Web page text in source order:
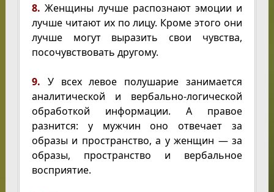
8. Женщины лучше распознают эмоции и
лучше читают их по лицу. Кроме этого они
лучше могут выразить свои чувства,
посочувствовать другому.
9. У всех левое полушарие занимается
аналитической и вербально-логической
обработкой информации. А правое
разнится: у мужчин оно отвечает за
образы и пространство, а у женщин — за
образы, пространство и вербальное
восприятие.